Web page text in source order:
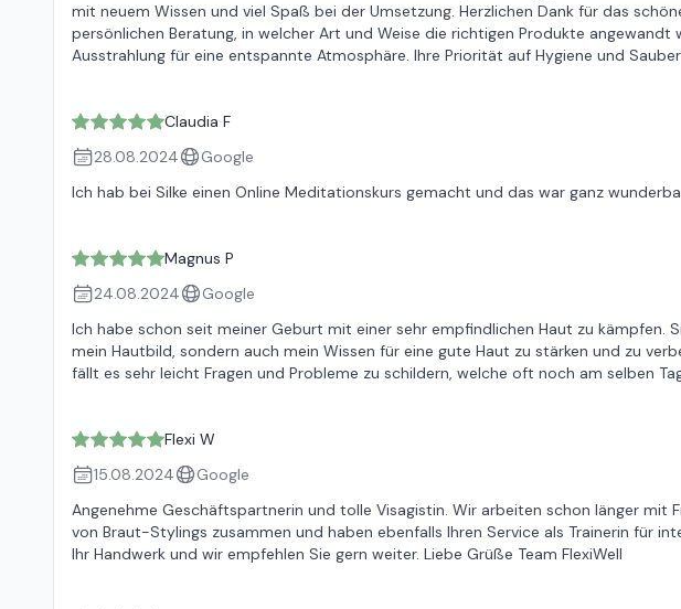
mit neuem Wissen und viel Spaß bei der Umsetzung. Herzlichen Dank für das
persönlichen Beratung, in welcher Art und Weise die richtigen Produkte angewandt
Ausstrahlung für eine entspannte Atmosphäre. Ihre Priorität auf Hygiene und Sauber
Claudia F
28.08.2024
Google
Ich hab bei Silke einen Online Meditationskurs gemacht und das war ganz
Magnus P
24.08.2024
Google
Ich habe schon seit meiner Geburt mit einer sehr empfindlichen Haut zu kämpfen.
mein Hautbild, sondern auch mein Wissen für eine gute Haut zu stärken und zu
fällt es sehr leicht Fragen und Probleme zu schildern, welche oft noch am selben
Flexi W
15.08.2024
Google
Angenehme Geschäftspartnerin und tolle Visagistin. Wir arbeiten schon länger mit
von Braut-Stylings zusammen und haben ebenfalls Ihren Service als Trainerin für
Ihr Handwerk und wir empfehlen Sie gern weiter. Liebe Grüße Team FlexiWell